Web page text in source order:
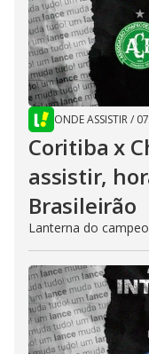
ONDE ASSISTIR/
Coritiba x
assistir,
Brasileirão
Lanterna do